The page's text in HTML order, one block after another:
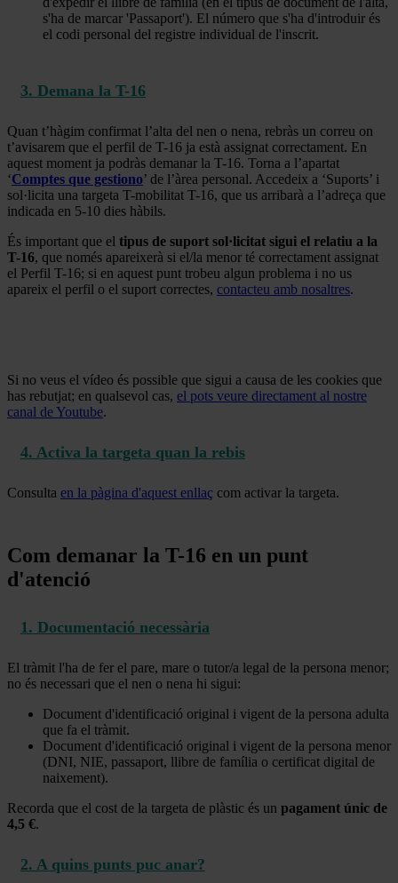
s'ha de marcar 'Passaport'). El número que s'ha d'introduir és
el codi personal del registre individual de l'inscrit.
3. Demana la T-16
Quan t’hàgim confirmat l’alta del nen o nena, rebràs un correu on
t’avisarem que el perfil de T-16 ja està assignat correctament. En
aquest moment ja podràs demanar la T-16. Torna a l’apartat
‘Comptes que gestiono’ de l’àrea personal. Accedeix a ‘Suports’ i
sol·licita una targeta T-mobilitat T-16, que us arribarà a l’adreça que
indicada en 5-10 dies hàbils.
És important que el tipus de suport sol·licitat sigui el relatiu a la
T-16, que només apareixerà si el/la menor té correctament assignat
el Perfil T-16; si en aquest punt trobeu algun problema i no us
apareix el perfil o el suport correctes, contacteu amb nosaltres.
Si no veus el vídeo és possible que sigui a causa de les cookies que
has rebutjat; en qualsevol cas, el pots veure directament al nostre
canal de Youtube.
4. Activa la targeta quan la rebis
Consulta en la pàgina d'aquest enllaç com activar la targeta.
Com demanar la T-16 en un punt
d'atenció
1. Documentació necessària
El tràmit l'ha de fer el pare, mare o tutor/a legal de la persona menor;
no és necessari que el nen o nena hi sigui:
Document d'identificació original i vigent de la persona adulta
que fa el tràmit.
Document d'identificació original i vigent de la persona menor
(DNI, NIE, passaport, llibre de família o certificat digital de
naixement).
Recorda que el cost de la targeta de plàstic és un pagament únic de
4,5 €.
2. A quins punts puc anar?